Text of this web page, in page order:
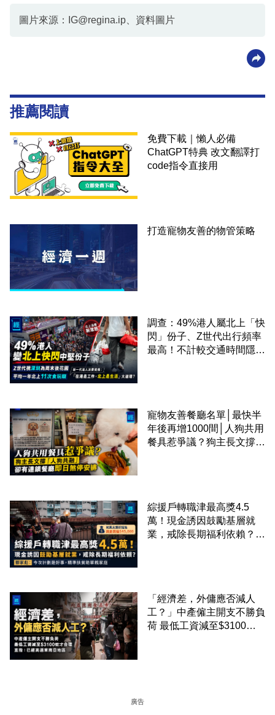
圖片來源： IG@regina.ip 、資料圖片
推薦閱讀
免費下載｜懶人必備
ChatGPT特典 改文翻譯打
code指令直接用
打造寵物友善的物管策略
調查：49%港人屬北上「快
閃」份子、Z世代出行頻率
最高！不計較交通時間隱形
寵物友善餐廳名單│最快半
年後再增1000間│人狗共用
餐具惹爭議？狗主長文撐
綜援戶轉職津最高獎4.5
萬！現金誘因鼓勵基層就
業，戒除長期福利依賴？鄧
「經濟差，外傭應否減人
工？」中產僱主開支不勝負
荷 最低工資減至$3100蚊
廣告